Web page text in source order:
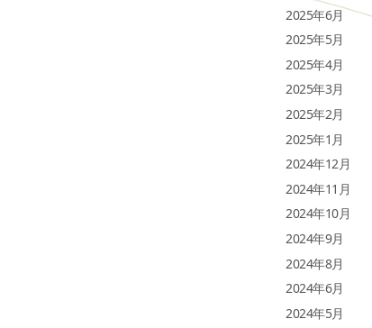
2025年6月
2025年5月
2025年4月
2025年3月
2025年2月
2025年1月
2024年12月
2024年11月
2024年10月
2024年9月
2024年8月
2024年6月
2024年5月